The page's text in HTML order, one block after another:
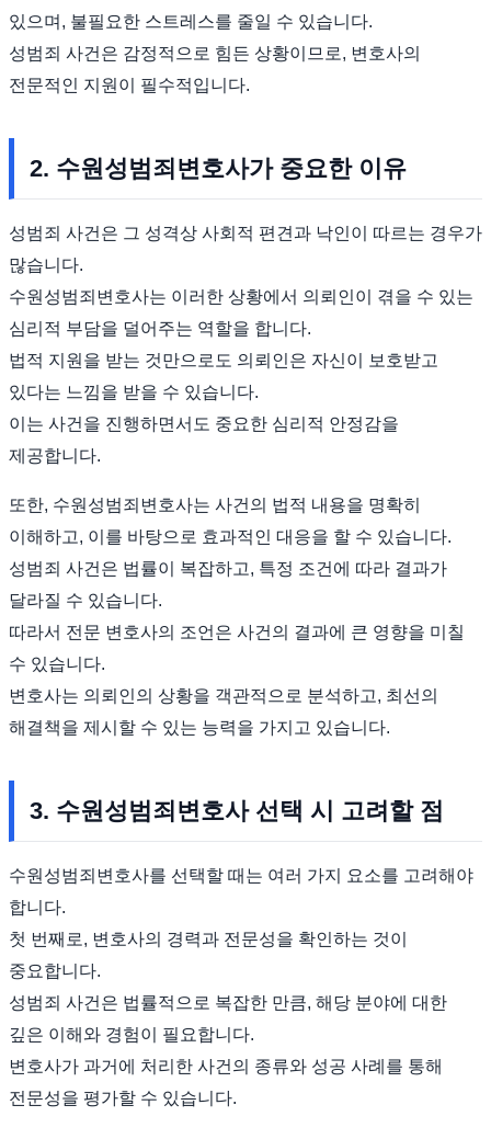
있으며, 불필요한 스트레스를 줄일 수 있습니다.
성범죄 사건은 감정적으로 힘든 상황이므로, 변호사의
전문적인 지원이 필수적입니다.
2. 수원성범죄변호사가 중요한 이유
성범죄 사건은 그 성격상 사회적 편견과 낙인이 따르는 경우가
많습니다.
수원성범죄변호사는 이러한 상황에서 의뢰인이 겪을 수 있는
심리적 부담을 덜어주는 역할을 합니다.
법적 지원을 받는 것만으로도 의뢰인은 자신이 보호받고
있다는 느낌을 받을 수 있습니다.
이는 사건을 진행하면서도 중요한 심리적 안정감을
제공합니다.
또한, 수원성범죄변호사는 사건의 법적 내용을 명확히
이해하고, 이를 바탕으로 효과적인 대응을 할 수 있습니다.
성범죄 사건은 법률이 복잡하고, 특정 조건에 따라 결과가
달라질 수 있습니다.
따라서 전문 변호사의 조언은 사건의 결과에 큰 영향을 미칠
수 있습니다.
변호사는 의뢰인의 상황을 객관적으로 분석하고, 최선의
해결책을 제시할 수 있는 능력을 가지고 있습니다.
3. 수원성범죄변호사 선택 시 고려할 점
수원성범죄변호사를 선택할 때는 여러 가지 요소를 고려해야
합니다.
첫 번째로, 변호사의 경력과 전문성을 확인하는 것이
중요합니다.
성범죄 사건은 법률적으로 복잡한 만큼, 해당 분야에 대한
깊은 이해와 경험이 필요합니다.
변호사가 과거에 처리한 사건의 종류와 성공 사례를 통해
전문성을 평가할 수 있습니다.